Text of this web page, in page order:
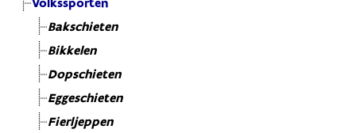
Volkssporten
Bakschieten
Bikkelen
Dopschieten
Eggeschieten
Fierljeppen